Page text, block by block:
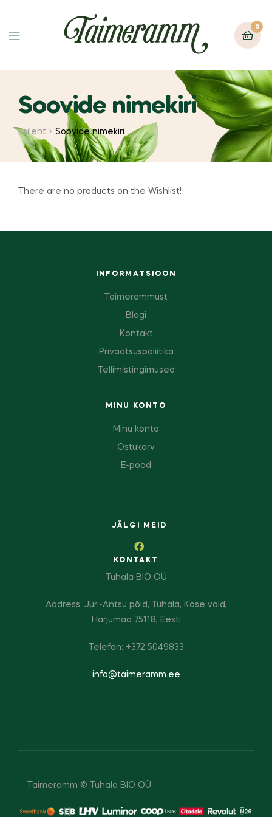
0
Soovide nimekiri
Esileht Soovide nimekiri
There are no products on the Wishlist!
INFORMATSIOON
Taimerammust
Blogi
Kontakt
Privaatsuspoliitika
Tellimistingimused
MINU KONTO
Minu konto
Ostukorv
E-pood
JÄLGI MEID
KONTAKT
Tuhala BIO OÜ
Aadress: Jüri-Antsu põld, Tuhala, Kose vald,
Harjumaa 75118, Eesti
Telefon: +372 5049833
info@taimeramm.ee
Taimeramm © Tuhala BIO OÜ